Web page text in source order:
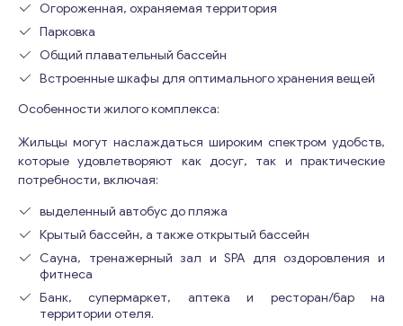
Огороженная, охраняемая территория
Парковка
Общий плавательный бассейн
Встроенные шкафы для оптимального хранения вещей
Особенности жилого комплекса:
Жильцы могут наслаждаться широким спектром удобств,
которые удовлетворяют как досуг, так и практические
потребности, включая:
выделенный автобус до пляжа
Крытый бассейн, а также открытый бассейн
Сауна, тренажерный зал и SPA для оздоровления и
фитнеса
Банк, супермаркет, аптека и ресторан/бар на
территории отеля.